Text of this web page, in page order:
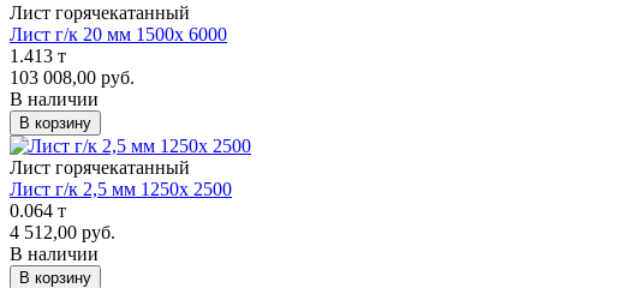
Лист горячекатанный
Лист г/к 20 мм 1500х 6000
1.413 т
103 008,00 руб.
В наличии
В корзину
Лист горячекатанный
Лист г/к 2,5 мм 1250х 2500
0.064 т
4 512,00 руб.
В наличии
В корзину